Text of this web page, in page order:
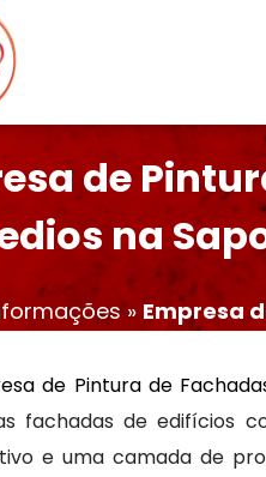
de
na
» Empresa
de Pintura de
fachadas de edifícios
e uma camada de